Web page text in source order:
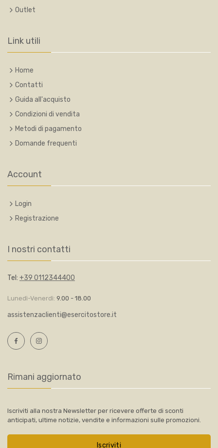
Outlet
Link utili
Home
Contatti
Guida all'acquisto
Condizioni di vendita
Metodi di pagamento
Domande frequenti
Account
Login
Registrazione
I nostri contatti
Tel: +39 0112344400
Lunedì-Venerdì: 9.00 - 18.00
assistenzaclienti@esercitostore.it
Rimani aggiornato
Iscriviti alla nostra Newsletter per ricevere offerte di sconti
anticipati, ultime notizie, vendite e informazioni sulle promozioni.
Iscriviti